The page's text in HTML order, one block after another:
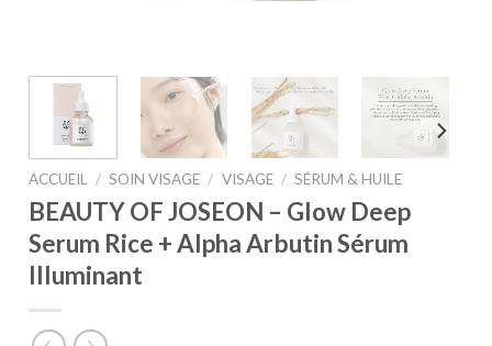
ACCUEIL / SOIN VISAGE / VISAGE / SÉRUM & HUILE
BEAUTY OF JOSEON – Glow Deep
Serum Rice + Alpha Arbutin Sérum
Illuminant